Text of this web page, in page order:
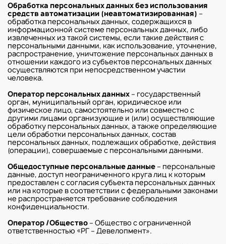
Обработка персональных данных без использования
средств автоматизации (неавтоматизированная) –
обработка персональных данных, содержащихся в
информационной системе персональных данных, либо
извлеченных из такой системы, если такие действия с
персональными данными, как использование, уточнение,
распространение, уничтожение персональных данных в
отношении каждого из субъектов персональных данных
осуществляются при непосредственном участии
человека.
Оператор персональных данных – государственный
орган, муниципальный орган, юридическое или
физическое лицо, самостоятельно или совместно с
другими лицами организующие и (или) осуществляющие
обработку персональных данных, а также определяющие
цели обработки персональных данных, состав
персональных данных, подлежащих обработке, действия
(операции), совершаемые с персональными данными.
Общедоступные персональные данные – персональные
данные, доступ неограниченного круга лиц к которым
предоставлен с согласия субъекта персональных данных
или на которые в соответствии с федеральными законами
не распространяется требование соблюдения
конфиденциальности.
Оператор /Общество – Общество с ограниченной
ответственностью «РГ – Девелопмент».